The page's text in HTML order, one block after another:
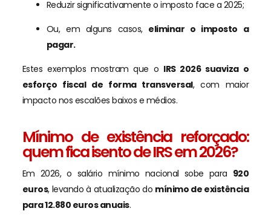
Reduzir significativamente o imposto face a 2025;
Ou, em alguns casos, eliminar o imposto a
pagar.
Estes exemplos mostram que o IRS 2026 suaviza o
esforço fiscal de forma transversal, com maior
impacto nos escalões baixos e médios.
Mínimo de existência reforçado:
quem fica isento de IRS em 2026?
Em 2026, o salário mínimo nacional sobe para 920
euros, levando à atualização do mínimo de existência
para 12.880 euros anuais.